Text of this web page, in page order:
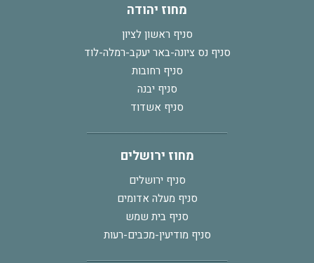
מחוז יהודה
סניף ראשון לציון
סניף נס ציונה-באר יעקב-רמלה-לוד
סניף רחובות
סניף יבנה
סניף אשדוד
מחוז ירושלים
סניף ירושלים
סניף מעלה אדומים
סניף בית שמש
סניף מודיעין-מכבים-רעות